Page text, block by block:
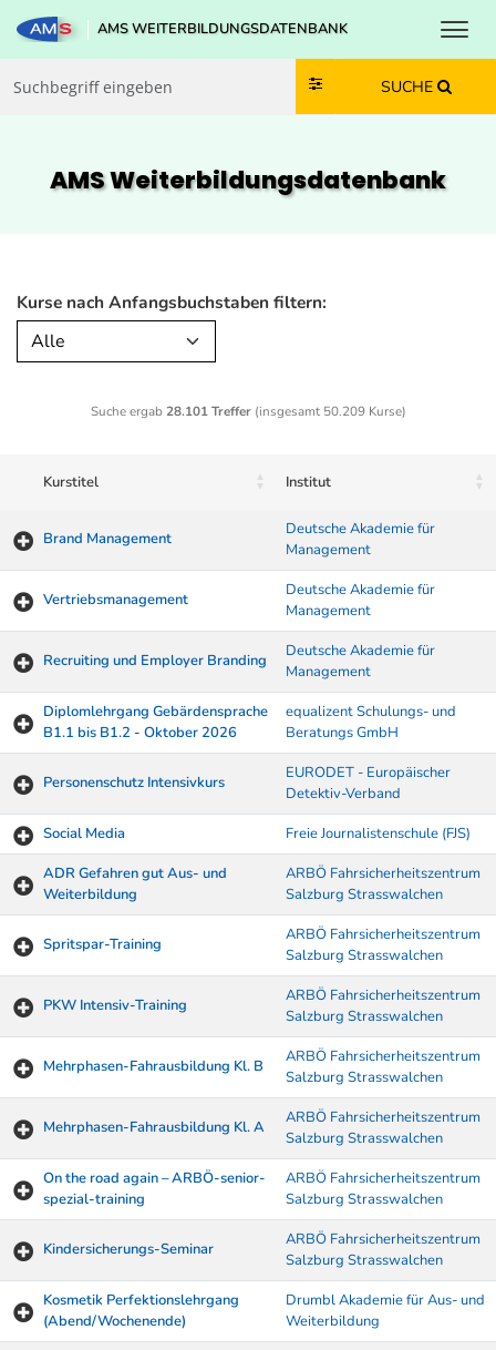
Zum Inhalt springen
Zum Navmenü springen
Zur Suche springen
Zur Footer springen
AMS WEITERBILDUNGSDATENBANK
SUCHE
AMS Weiterbildungs­datenbank
Kurse nach Anfangsbuchstaben filtern:
Alle
Suche ergab 28.101 Treffer(insgesamt 50.209 Kurse)
Kurstitel Institut
Brand Management
Deutsche Akademie für
Management
Vertriebsmanagement
Deutsche Akademie für
Management
Recruiting und Employer Branding
Deutsche Akademie für
Management
Diplomlehrgang Gebärdensprache
B1.1 bis B1.2 - Oktober 2026
equalizent Schulungs- und
Beratungs GmbH
Personenschutz Intensivkurs
EURODET - Europäischer
Detektiv-Verband
Social Media
Freie Journalistenschule (FJS)
ADR Gefahren gut Aus- und
Weiterbildung
ARBÖ Fahrsicherheitszentrum
Salzburg Strasswalchen
Spritspar-Training
ARBÖ Fahrsicherheitszentrum
Salzburg Strasswalchen
PKW Intensiv-Training
ARBÖ Fahrsicherheitszentrum
Salzburg Strasswalchen
Mehrphasen-Fahrausbildung Kl. B
ARBÖ Fahrsicherheitszentrum
Salzburg Strasswalchen
Mehrphasen-Fahrausbildung Kl. A
ARBÖ Fahrsicherheitszentrum
Salzburg Strasswalchen
On the road again – ARBÖ-senior-
spezial-training
ARBÖ Fahrsicherheitszentrum
Salzburg Strasswalchen
Kindersicherungs-Seminar
ARBÖ Fahrsicherheitszentrum
Salzburg Strasswalchen
Kosmetik Perfektionslehrgang
(Abend/Wochenende)
Drumbl Akademie für Aus- und
Weiterbildung